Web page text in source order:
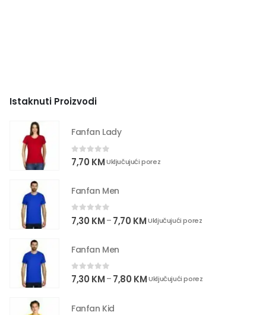
Istaknuti Proizvodi
Fanfan Lady
0out of 5
7,70 KMUključujući porez
Fanfan Men
0out of 5
7,30 KM– 7,70 KMUključujući porez
Fanfan Men
0out of 5
7,30 KM– 7,80 KMUključujući porez
Fanfan Kid